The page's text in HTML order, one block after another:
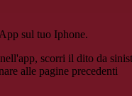
sul tuo Iphone.
scorri il dito da
alle pagine precedenti